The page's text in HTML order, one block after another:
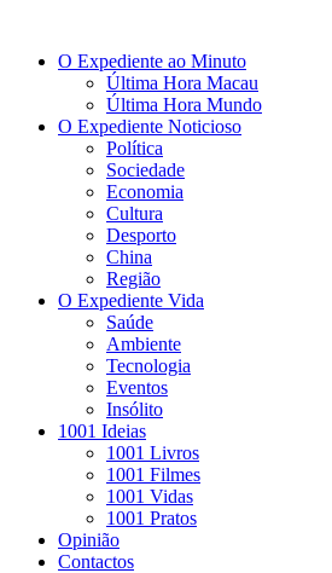
O Expediente ao Minuto
Última Hora Macau
Última Hora Mundo
O Expediente Noticioso
Política
Sociedade
Economia
Cultura
Desporto
China
Região
O Expediente Vida
Saúde
Ambiente
Tecnologia
Eventos
Insólito
1001 Ideias
1001 Livros
1001 Filmes
1001 Vidas
1001 Pratos
Opinião
Contactos